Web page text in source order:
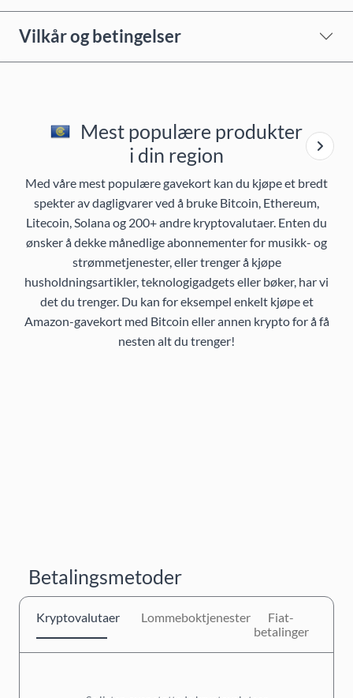
Vilkår og betingelser
Mest populære produkter
i din region
Med våre mest populære gavekort kan du kjøpe et bredt
spekter av dagligvarer ved å bruke Bitcoin, Ethereum,
Litecoin, Solana og 200+ andre kryptovalutaer. Enten du
ønsker å dekke månedlige abonnementer for musikk- og
strømmetjenester, eller trenger å kjøpe
husholdningsartikler, teknologigadgets eller bøker, har vi
det du trenger. Du kan for eksempel enkelt kjøpe et
Amazon-gavekort med Bitcoin eller annen krypto for å få
nesten alt du trenger!
Betalingsmetoder
Kryptovalutaer Lommeboktjenester
Fiat-
betalinger